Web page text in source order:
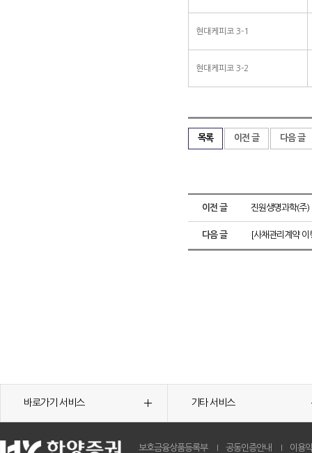
현대케피코 3-1
현대케피코 3-2
목록 이전 글 다음 글
이전 글 진원생명과학(주)
다음 글 [사채관리계약
바로가기 서비스 기타 서비스
보호금융상품등록부 공동인증안내 이용